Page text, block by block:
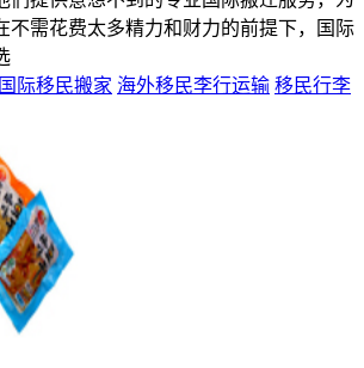
不需花费太多精力和财力的前提下，国际
国际移民搬家 海外移民李行运输 移民行李